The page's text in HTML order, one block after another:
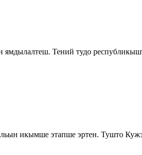
Тений тудо
икымше этапше эртен. Тушто